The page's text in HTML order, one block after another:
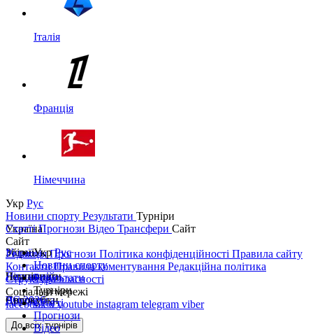
Італія
Франція
Німеччина
Укр Рус
Новини спорту Результати Турніри
Україна
Україна
Перша ліга
Друга ліга
Кубок України
Збірні
Ліга націй
ЧС 2026
Чемпіонати
Англія
Іспанія
Єврокубки
Ліга чемпіонів
До всіх турнірів
СтаттіПрогнози Відео Трансфери Сайт
Сайт
РедакціяПрогнози Політика конфіденційності Правила сайту
КонтактиПравила коментування Редакційна політика
Структура власності
Соціальні мережі
facebookxyoutube instagram telegram viber
УкрРус
Новини спорту
Результати
Турніри
Статті
Прогнози
Відео